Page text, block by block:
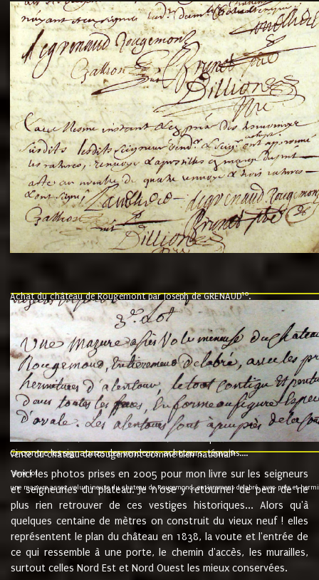
Achat du château de Rougemont par Joseph de GRENAUD10.
"l'an mil six cent soixante treze le ving neuvième jour du mois de
nommé fut présent Messire Claude Guillaume de Moyriat chevalier baron
vend, purement simplement et irrevocablement a monseigneur monsieur
et chavannes conseiller du roy au parlement de Bourgogne, present et
que le dit seigneur Baron de la Vellière a sur ses hommes, indivisables et
de la Velliere tout ainsi et comme le dit seigneur Baron et ses
présent......"
suivent les rentes, donation des terriers, etc... au prix de 880 livre louis
Ci contre les signatures des vendeurs, acheteurs, témoins....
vente du château de Rougemont comme bien national9.
"3ème lot
une mazure assez volumineuse du chateau de Rougemond, entierement delabré, avec près et
Voici les photos prises en 2005 pour mon livre sur les seigneurs
et seigneuries du plateau. Je n'ose y retourner de peur de ne
plus rien retrouver de ces vestiges historiques... Alors qu'à
quelques centaine de mètres on construit du vieux neuf ! elles
représentent le plan du château en 1838, la voute et l'entrée de
ce qui ressemble à une porte, le chemin d'accès, les murailles,
surtout celles Nord Est et Nord Ouest les mieux conservées.